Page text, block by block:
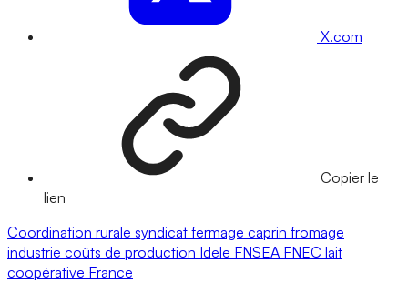
X.com
Copier le
lien
Coordination rurale syndicat fermage caprin fromage
industrie coûts de production Idele FNSEA FNEC lait
coopérative France